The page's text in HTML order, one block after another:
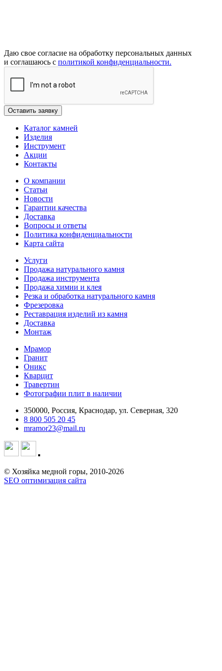
Даю свое согласие на обработку персональных данных
и соглашаюсь с политикой конфиденциальности.
Каталог камней
Изделия
Инструмент
Акции
Контакты
О компании
Статьи
Новости
Гарантии качества
Доставка
Вопросы и ответы
Политика конфиденциальности
Карта сайта
Услуги
Продажа натурального камня
Продажа инструмента
Продажа химии и клея
Резка и обработка натурального камня
Фрезеровка
Реставрация изделий из камня
Доставка
Монтаж
Мрамор
Гранит
Оникс
Кварцит
Травертин
Фотографии плит в наличии
350000, Россия, Краснодар, ул. Северная, 320
8 800 505 20 45
mramor23@mail.ru
© Хозяйка медной горы, 2010-2026
SEO оптимизация сайта